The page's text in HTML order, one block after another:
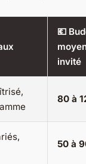
💶
invité
80 à
50 à